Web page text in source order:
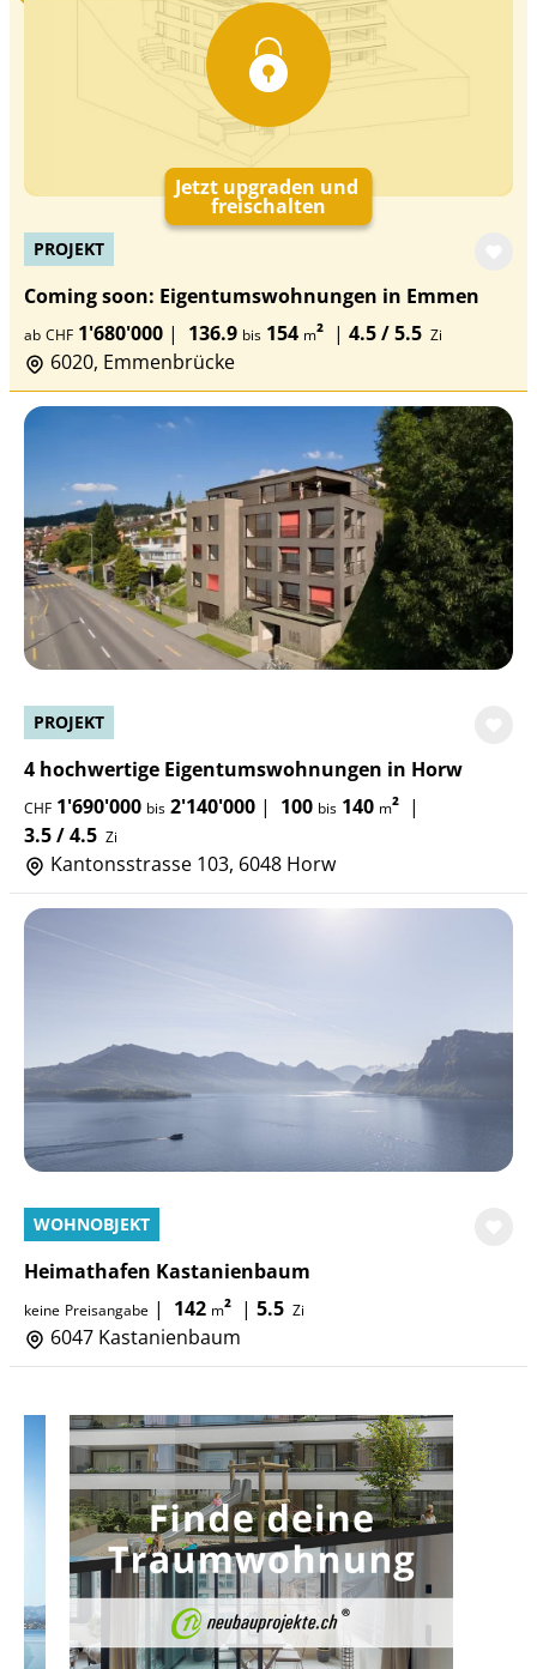
Jetzt upgraden und
freischalten
PROJEKT
Coming soon: Eigentumswohnungen in Emmen
ab CHF 1'680'000 | 136.9 bis 154 m² | 4.5 / 5.5 Zi
6020, Emmenbrücke
PROJEKT
4 hochwertige Eigentumswohnungen in Horw
CHF 1'690'000 bis 2'140'000 | 100 bis 140 m² |
3.5 / 4.5 Zi
Kantonsstrasse 103, 6048 Horw
WOHNOBJEKT
Heimathafen Kastanienbaum
keine Preisangabe | 142 m² | 5.5 Zi
6047 Kastanienbaum